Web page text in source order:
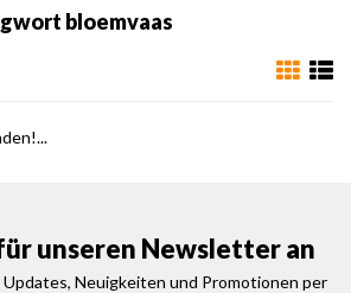
bloemvaas
unseren Newsletter an
Neuigkeiten und Promotionen per